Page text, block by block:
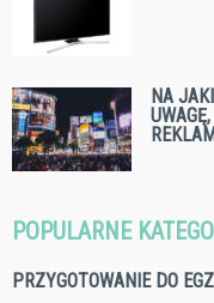
NA
POPULARNE
PRZYGOTOWANIE DO